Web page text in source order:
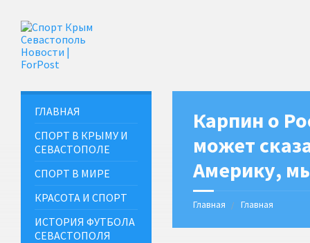
Карпин о
может
Америку,
Главная Главная
ГЛАВНАЯ
СПОРТ В КРЫМУ И
СЕВАСТОПОЛЕ
СПОРТ В МИРЕ
КРАСОТА И СПОРТ
ИСТОРИЯ ФУТБОЛА
СЕВАСТОПОЛЯ